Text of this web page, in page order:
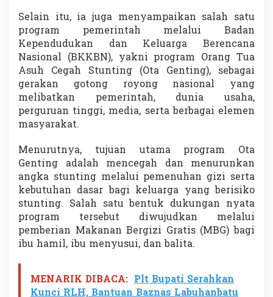
a
s
i
o
n
a
Selain itu, ia juga menyampaikan salah satu
program pemerintah melalui Badan
Kependudukan dan Keluarga Berencana
Nasional (BKKBN), yakni program Orang Tua
Asuh Cegah Stunting (Ota Genting), sebagai
gerakan gotong royong nasional yang
melibatkan pemerintah, dunia usaha,
perguruan tinggi, media, serta berbagai elemen
masyarakat.
Menurutnya, tujuan utama program Ota
Genting adalah mencegah dan menurunkan
angka stunting melalui pemenuhan gizi serta
kebutuhan dasar bagi keluarga yang berisiko
stunting. Salah satu bentuk dukungan nyata
program tersebut diwujudkan melalui
pemberian Makanan Bergizi Gratis (MBG) bagi
ibu hamil, ibu menyusui, dan balita.
MENARIK DIBACA: Plt Bupati Serahkan
Kunci RLH, Bantuan Baznas Labuhanbatu